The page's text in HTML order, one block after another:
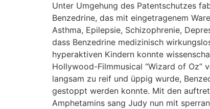
Unter Umgehung des Patentschutzes
Benzedrine, das mit eingetragenem
Asthma, Epilepsie, Schizophrenie,
dass Benzedrine medizinisch
hyperaktiven Kindern konnte
Hollywood-Filmmusical “Wizard of
langsam zu reif und üppig wurde,
gestoppt werden konnte. Mit den
Amphetamins sang Judy nun mit